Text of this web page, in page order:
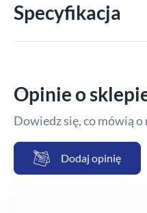
Specyfikacja
Opinie o
Dowiedz się, co mówią o
Dodaj opinię